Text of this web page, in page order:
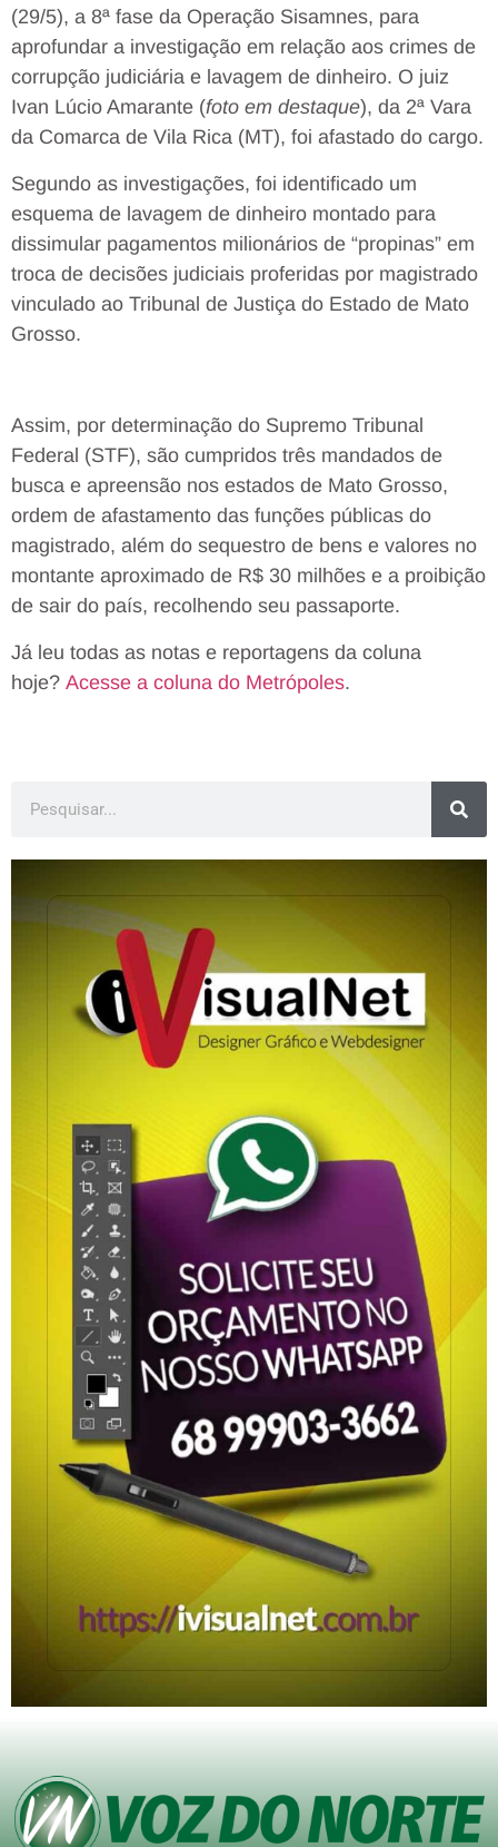
(29/5), a 8ª fase da Operação Sisamnes, para
aprofundar a investigação em relação aos crimes de
corrupção judiciária e lavagem de dinheiro. O juiz
Ivan Lúcio Amarante (foto em destaque), da 2ª Vara
da Comarca de Vila Rica (MT), foi afastado do cargo.
Segundo as investigações, foi identificado um
esquema de lavagem de dinheiro montado para
dissimular pagamentos milionários de “propinas” em
troca de decisões judiciais proferidas por magistrado
vinculado ao Tribunal de Justiça do Estado de Mato
Grosso.
Assim, por determinação do Supremo Tribunal
Federal (STF), são cumpridos três mandados de
busca e apreensão nos estados de Mato Grosso,
ordem de afastamento das funções públicas do
magistrado, além do sequestro de bens e valores no
montante aproximado de R$ 30 milhões e a proibição
de sair do país, recolhendo seu passaporte.
Já leu todas as notas e reportagens da coluna
hoje? Acesse a coluna do Metrópoles.